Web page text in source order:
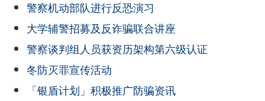
警察机动部队进行反恐演习
大学辅警招募及反诈骗联合讲座
警察谈判组人员获资历架构第六级认证
冬防灭罪宣传活动
「银盾计划」积极推广防骗资讯